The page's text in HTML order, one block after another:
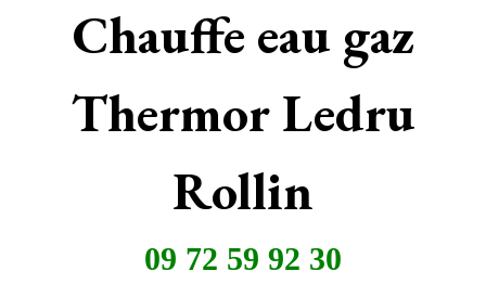
Chauffe eau gaz
Thermor Ledru
Rollin
09 72 59 92 30